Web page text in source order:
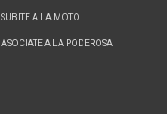
SUBITE A LA MOTO
ASOCIATE A LA PODEROSA